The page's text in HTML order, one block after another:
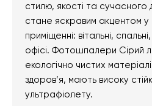
стилю, якості та сучасного
стане яскравим акцентом у
приміщенні: вітальні,
офісі. Фотошпалери Сірий
екологічно чистих
здоров’я, мають високу
ультрафіолету.